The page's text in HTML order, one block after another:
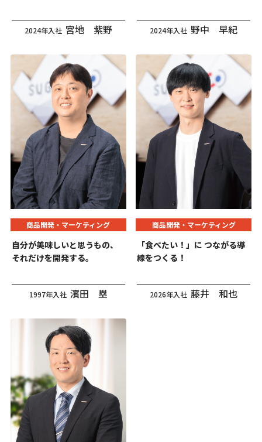
2024年入社 宮地 紫野 2024年入社 野中 早紀
商品開発・マーケティング
自分が美味しいと思うもの、
それだけを開発する。
1997年入社 濱田 塁
商品開発・マーケティング
「食べたい！」に つながる導
線をつくる！
2026年入社 藤井 和也